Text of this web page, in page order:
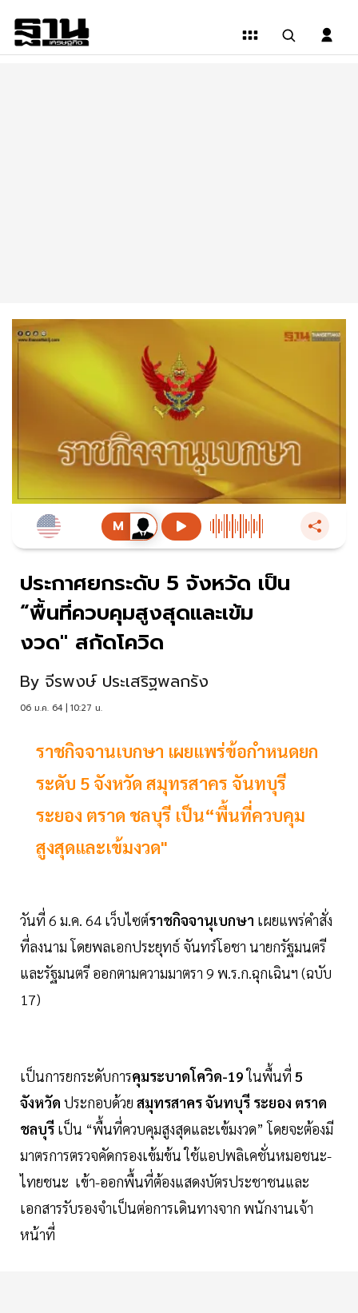
ประกาศยกระดับ 5 จังหวัด เป็น
“พื้นที่ควบคุมสูงสุดและเข้ม
งวด" สกัดโควิด
By จีรพงษ์ ประเสริฐพลกรัง
06 ม.ค. 64 | 10:27 น.
ราชกิจจานเบกษา เผยแพร่ข้อกำหนดยก
ระดับ 5 จังหวัด สมุทรสาคร จันทบุรี
ระยอง ตราด ชลบุรี เป็น“พื้นที่ควบคุม
สูงสุดและเข้มงวด"
วันที่ 6 ม.ค. 64 เว็บไซต์ราชกิจจานุเบกษา เผยแพร่คำสั่ง
ที่ลงนาม โดยพลเอกประยุทธ์ จันทร์โอชา นายกรัฐมนตรี
และรัฐมนตรี ออกตามความมาตรา 9 พ.ร.ก.ฉุกเฉินฯ (ฉบับ
17)
เป็นการยกระดับการคุมระบาดโควิด-19ในพื้นที่ 5
จังหวัด ประกอบด้วย สมุทรสาคร จันทบุรี ระยอง ตราด
ชลบุรี เป็น “พื้นที่ควบคุมสูงสุดและเข้มงวด” โดยจะต้องมี
มาตรการตรวจคัดกรองเข้มข้น ใช้แอปพลิเคชั่นหมอชนะ-
ไทยชนะ เข้า-ออกพื้นที่ต้องแสดงบัตรประชาชนและ
เอกสารรับรองจำเป็นต่อการเดินทางจาก พนักงานเจ้า
หน้าที่